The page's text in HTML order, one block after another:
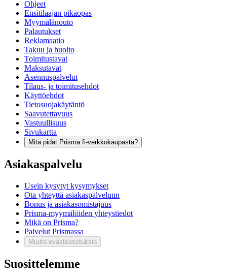
Ohjeet
Ensitilaajan pikaopas
Myymälänouto
Palautukset
Reklamaatio
Takuu ja huolto
Toimitustavat
Maksutavat
Asennuspalvelut
Tilaus- ja toimitusehdot
Käyttöehdot
Tietosuojakäytäntö
Saavutettavuus
Vastuullisuus
Sivukartta
Mitä pidät Prisma.fi-verkkokaupasta?
Asiakaspalvelu
Usein kysytyt kysymykset
Ota yhteyttä asiakaspalveluun
Bonus ja asiakasomistajuus
Prisma-myymälöiden yhteystiedot
Mikä on Prisma?
Palvelut Prismassa
Muuta evästeasetuksia
Suosittelemme